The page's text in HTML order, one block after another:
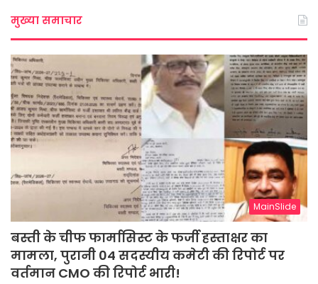
मुख्या समाचार
MainSlide
बस्ती के चीफ फार्मासिस्ट के फर्जी हस्ताक्षर का
मामला, पुरानी 04 सदस्यीय कमेटी की रिपोर्ट पर
वर्तमान CMO की रिपोर्ट भारी!